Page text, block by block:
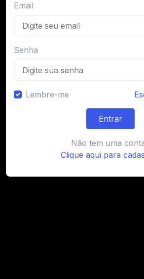
Email
Senha
Lembre-me
Entrar
Não tem uma
Clique aqui para